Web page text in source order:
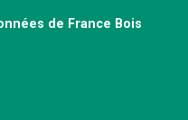
de France Bois